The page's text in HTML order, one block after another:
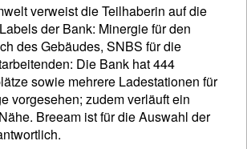
verweist die Teilhaberin auf die
der Bank: Minergie für den
des Gebäudes, SNBS für die
Die Bank hat 444
sowie mehrere Ladestationen für
vorgesehen; zudem verläuft ein
Breeam ist für die Auswahl der